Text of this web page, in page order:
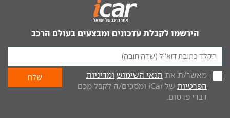
הירשמו לקבלת עדכונים ומבצעים בעולם הרכב
מאשר/ת את תנאי השימוש ומדיניות
הפרטיות
של iCar ומסכים/ה לקבל מכם
דברי פרסום.